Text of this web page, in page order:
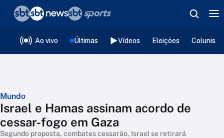
Ao vivo Últimas Vídeos Eleições
Mundo
Israel e Hamas assinam acordo de
cessar-fogo em Gaza
Segundo proposta, combates cessarão, Israel se retirará
❮voltar
Editorias